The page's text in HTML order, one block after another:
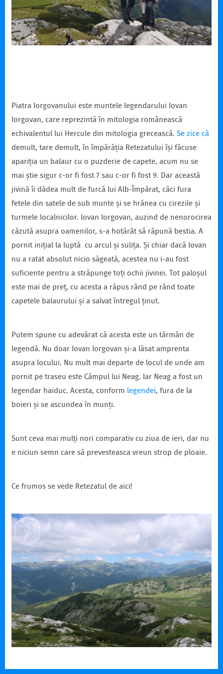
Piatra Iorgovanului este muntele legendarului Iovan
Iorgovan, care reprezintă în mitologia românească
echivalentul lui Hercule din mitologia grecească. Se zice că
demult, tare demult, în împărăția Retezatului își făcuse
apariția un balaur cu o puzderie de capete, acum nu se
mai știe sigur c-or fi fost 7 sau c-or fi fost 9. Dar această
jivină îi dădea mult de furcă lui Alb-Împărat, căci fura
fetele din satele de sub munte și se hrănea cu cirezile și
turmele localnicilor. Iovan Iorgovan, auzind de nenorocirea
căzută asupra oamenilor, s-a hotărât să răpună bestia. A
pornit inițial la luptă cu arcul și sulița. Și chiar dacă Iovan
nu a ratat absolut nicio săgeată, acestea nu i-au fost
suficiente pentru a străpunge toți ochii jivinei. Tot paloșul
este mai de preț, cu acesta a răpus rând pe rând toate
capetele balaurului și a salvat întregul ținut.
Putem spune cu adevărat că acesta este un tărmân de
legendă. Nu doar Iovan Iorgovan și-a lăsat amprenta
asupra locului. Nu mult mai departe de locul de unde am
pornit pe traseu este Câmpul lui Neag. Iar Neag a fost un
legendar haiduc. Acesta, conform legendei, fura de la
boieri și se ascundea în munți.
Sunt ceva mai mulți nori comparativ cu ziua de ieri, dar nu
e niciun semn care să prevesteasca vreun strop de ploaie.
Ce frumos se vede Retezatul de aici!